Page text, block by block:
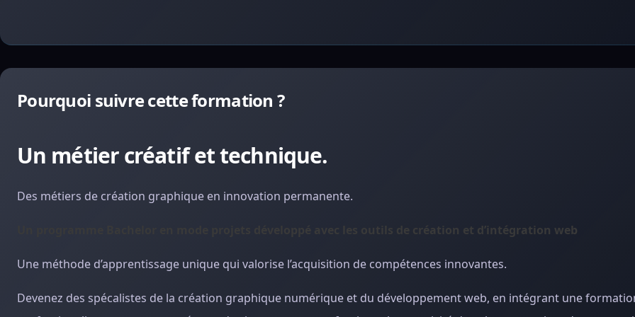
Pourquoi suivre cette formation ?
Un métier créatif et technique.
Des métiers de création graphique en innovation permanente.
Un programme Bachelor en mode projets développé avec les outils de création et d’intégration web
Une méthode d’apprentissage unique qui valorise l’acquisition de compétences innovantes.
Devenez des spécalistes de la création graphique numérique et du développement web, en intégrant une